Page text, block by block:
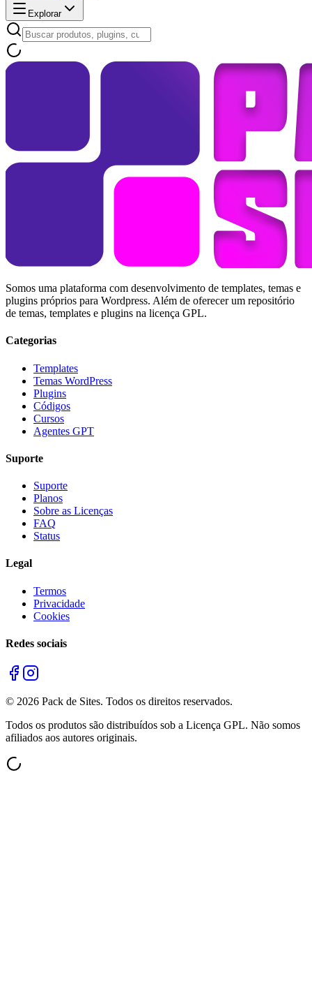
Explorar
Somos uma plataforma com desenvolvimento de templates, temas e
plugins próprios para Wordpress. Além de oferecer um repositório
de temas, templates e plugins na licença GPL.
Categorias
Templates
Temas WordPress
Plugins
Códigos
Cursos
Agentes GPT
Suporte
Suporte
Planos
Sobre as Licenças
FAQ
Status
Legal
Termos
Privacidade
Cookies
Redes sociais
© 2026 Pack de Sites. Todos os direitos reservados.
Todos os produtos são distribuídos sob a Licença GPL. Não somos
afiliados aos autores originais.